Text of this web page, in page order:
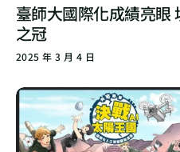
臺師大國際化成績亮眼
之冠
2025 年 3 月 4 日